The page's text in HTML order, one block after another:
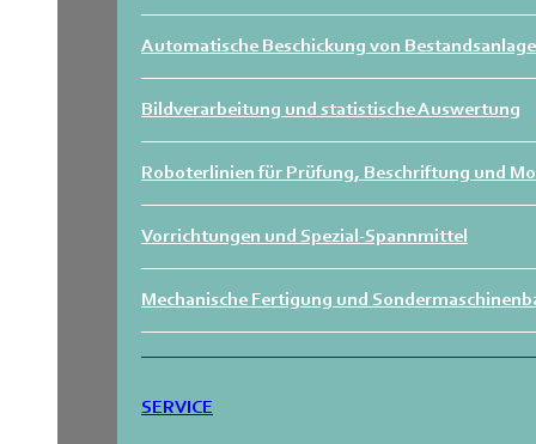
Automatische Beschickung von
Bildverarbeitung und statistische Auswertung
Roboterlinien für Prüfung, Beschriftung und
Vorrichtungen und Spezial-Spannmittel
Mechanische Fertigung und
SERVICE